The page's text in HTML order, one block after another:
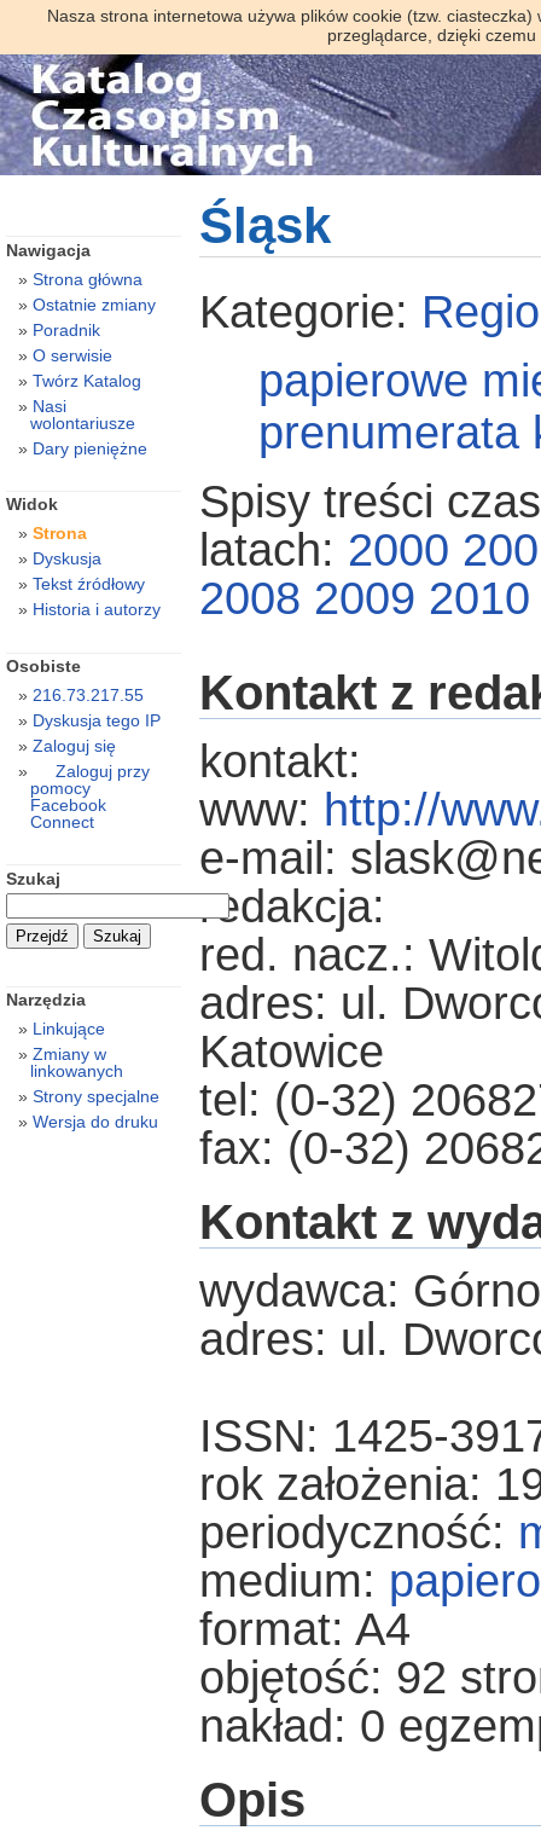
Nasza strona internetowa używa plików cookie (tzw.
przeglądarce, dzięki
Śląsk
Kategorie:
papierowe
prenumerata
Spisy treści
latach: 2000
2008 2009 2010
Kontakt z
kontakt:
www: http://
e-mail:
redakcja:
red. nacz.:
adres: ul.
Katowice
tel: (0-32)
fax: (0-32)
Kontakt z
wydawca:
adres: ul.
ISSN: 1425-
rok założenia:
periodyczność:
medium:
format: A4
objętość: 92
nakład: 0
Opis
Nawigacja
Strona główna
Ostatnie zmiany
Poradnik
O serwisie
Twórz Katalog
Nasi
wolontariusze
Dary pieniężne
Widok
Strona
Dyskusja
Tekst źródłowy
Historia i autorzy
Osobiste
216.73.217.55
Dyskusja tego IP
Zaloguj się
Zaloguj przy
pomocy
Facebook
Connect
Szukaj
Narzędzia
Linkujące
Zmiany w
linkowanych
Strony specjalne
Wersja do druku